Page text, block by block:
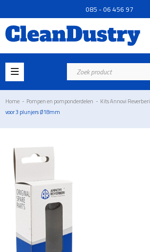
085 - 06 456 97
Producten
zoeken
Home - Pompen en pomponderdelen - Kits Annovi Reverberi
voor 3 plunjers Ø18mm